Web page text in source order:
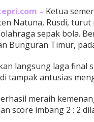
– Ketua
Natuna, Rusdi,
sepak bola.
Bunguran Timur,
langsung laga final
tampak antusias
meraih
score imbang 2 : 2